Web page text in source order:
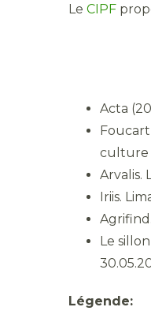
Le CIPF
Acta
culture
Arvalis.
Iriis.
Le
Légende: